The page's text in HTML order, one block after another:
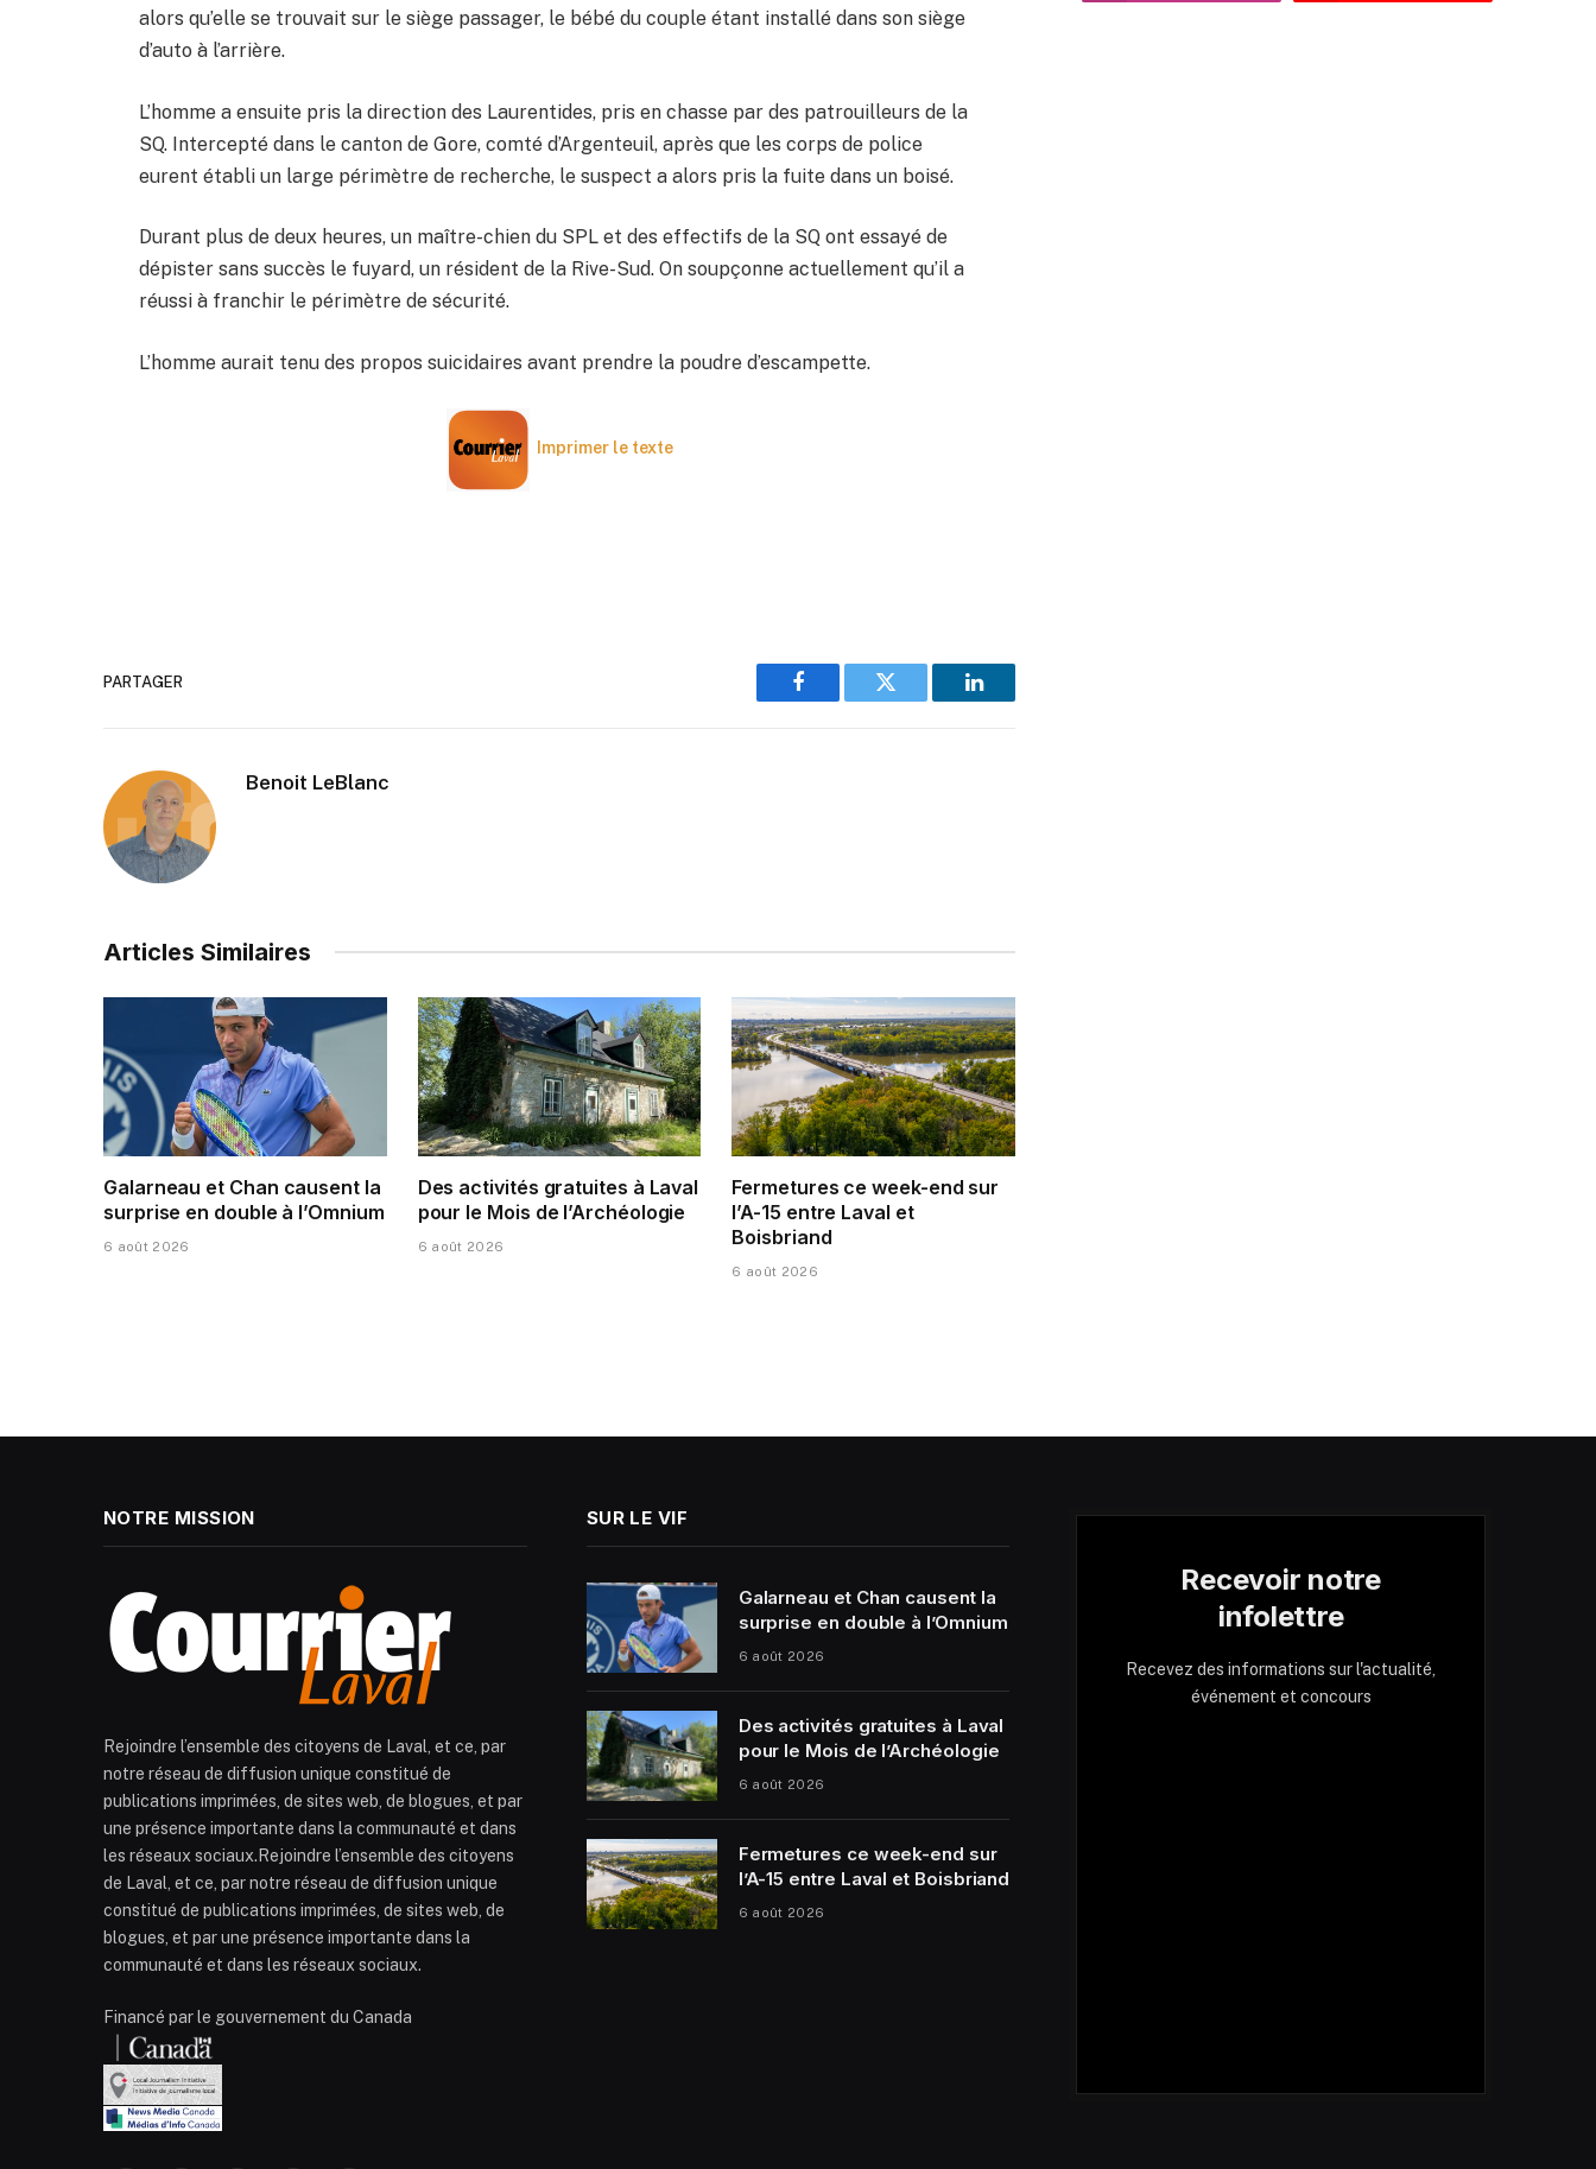
alors qu’elle se trouvait sur le siège passager, le bébé du couple étant installé dans son siège
d’auto à l’arrière.
L’homme a ensuite pris la direction des Laurentides, pris en chasse par des patrouilleurs de la
SQ. Intercepté dans le canton de Gore, comté d’Argenteuil, après que les corps de police
eurent établi un large périmètre de recherche, le suspect a alors pris la fuite dans un boisé.
Durant plus de deux heures, un maître-chien du SPL et des effectifs de la SQ ont essayé de
dépister sans succès le fuyard, un résident de la Rive-Sud. On soupçonne actuellement qu’il a
réussi à franchir le périmètre de sécurité.
L’homme aurait tenu des propos suicidaires avant prendre la poudre d’escampette.
Imprimer le texte
PARTAGER
Facebook Twitter LinkedIn
Benoit LeBlanc
Articles Similaires
Galarneau et Chan causent la
surprise en double à l’Omnium
6 août 2026
Des activités gratuites à Laval
pour le Mois de l’Archéologie
6 août 2026
Fermetures ce week-end sur
l’A-15 entre Laval et
Boisbriand
6 août 2026
NOTRE MISSION
Rejoindre l’ensemble des citoyens de Laval, et ce, par
notre réseau de diffusion unique constitué de
publications imprimées, de sites web, de blogues, et par
une présence importante dans la communauté et dans
les réseaux sociaux.Rejoindre l’ensemble des citoyens
de Laval, et ce, par notre réseau de diffusion unique
constitué de publications imprimées, de sites web, de
blogues, et par une présence importante dans la
communauté et dans les réseaux sociaux.
Financé par le gouvernement du Canada
SUR LE VIF
Galarneau et Chan causent la
surprise en double à l’Omnium
6 août 2026
Des activités gratuites à Laval
pour le Mois de l’Archéologie
6 août 2026
Fermetures ce week-end sur
l’A-15 entre Laval et Boisbriand
6 août 2026
Recevoir notre
infolettre
Recevez des informations sur l'actualité,
événement et concours